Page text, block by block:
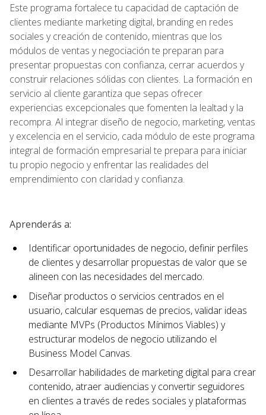
Este programa fortalece tu capacidad de captación de
clientes mediante marketing digital, branding en redes
sociales y creación de contenido, mientras que los
módulos de ventas y negociación te preparan para
presentar propuestas con confianza, cerrar acuerdos y
construir relaciones sólidas con clientes. La formación en
servicio al cliente garantiza que sepas ofrecer
experiencias excepcionales que fomenten la lealtad y la
recompra. Al integrar diseño de negocio, marketing, ventas
y excelencia en el servicio, cada módulo de este programa
integral de formación empresarial te prepara para iniciar
tu propio negocio y enfrentar las realidades del
emprendimiento con claridad y confianza.
Aprenderás a:
Identificar oportunidades de negocio, definir perfiles
de clientes y desarrollar propuestas de valor que se
alineen con las necesidades del mercado.
Diseñar productos o servicios centrados en el
usuario, calcular esquemas de precios, validar ideas
mediante MVPs (Productos Mínimos Viables) y
estructurar modelos de negocio utilizando el
Business Model Canvas.
Desarrollar habilidades de marketing digital para crear
contenido, atraer audiencias y convertir seguidores
en clientes a través de redes sociales y plataformas